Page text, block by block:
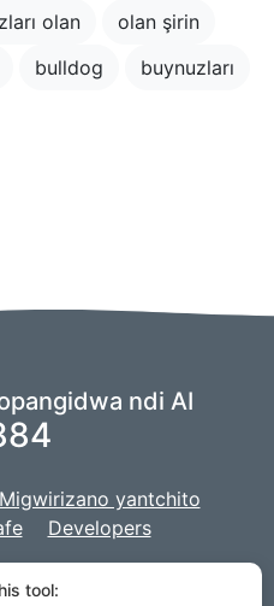
olan
olan şirin
bulldog
buynuzları
ndi AI
Migwirizano yantchito
Developers
kuti tilimbikitse AI yathu,
tool: